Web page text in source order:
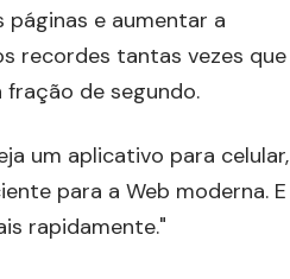
e aumentar a
recordes tantas vezes que
de segundo.
um aplicativo para celular,
para a Web moderna. E
rapidamente."